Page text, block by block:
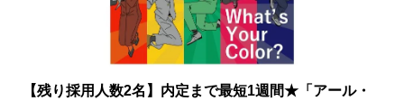
【残り採用人数2名】内定まで最短1週間★「アール・